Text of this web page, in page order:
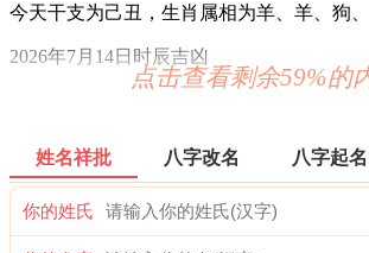
今天干支为己丑，生肖属相为羊、羊、狗
2026年7月14日时辰吉凶
宜：赴任 出行 求财 嫁娶 移徙 开业 安葬
忌：白虎须用 麒麟符制 否则 诸事不宜 修
1时-3时 乙丑时： 沖羊 煞东 时沖乙未 玉
点击查看剩余59%的
姓名祥批 八字改名 八字起名
你的姓氏